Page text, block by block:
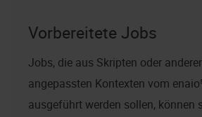
Vorbereitete Jobs
Jobs, die aus Skripten oder
angepassten Kontexten vom
ausgeführt werden sollen, können